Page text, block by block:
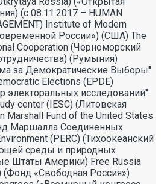
(с 08.11.2017 – HUMAN
Institute of Modern
России») (США) The
Cooperation (Черноморский
(Румыния)
за Демократические Выборы"
Elections (EPDE)
исследований"
center (IESC) (Литовская
Marshall Fund of the United States
Маршалла Соединенных
(PERC) (Тихоокеанский
среды и природных
Штаты Америки) Free Russia
(Фонд «Свободная Россия»)